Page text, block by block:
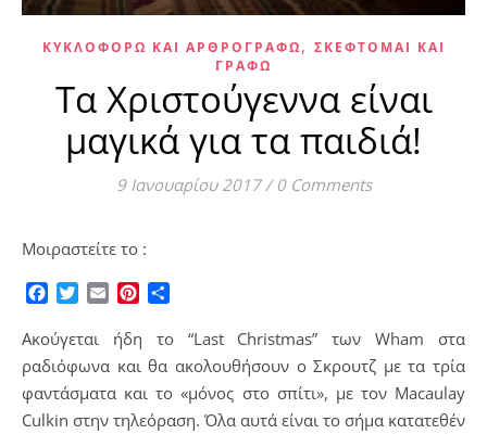
ΚΥΚΛΟΦΟΡΏ ΚΑΙ ΑΡΘΡΟΓΡΑΦΏ, ΣΚΈΦΤΟΜΑΙ ΚΑΙ
ΓΡΆΦΩ
Τα Χριστούγεννα είναι
μαγικά για τα παιδιά!
9 Ιανουαρίου 2017 / 0 Comments
Μοιραστείτε το :
Facebook
TwitterEmailPinterest
Ακούγεται ήδη το “Last Christmas” των Wham στα
ραδιόφωνα και θα ακολουθήσουν ο Σκρουτζ με τα τρία
φαντάσματα και το «μόνος στο σπίτι», με τον Macaulay
Culkin στην τηλεόραση. Όλα αυτά είναι το σήμα κατατεθέν